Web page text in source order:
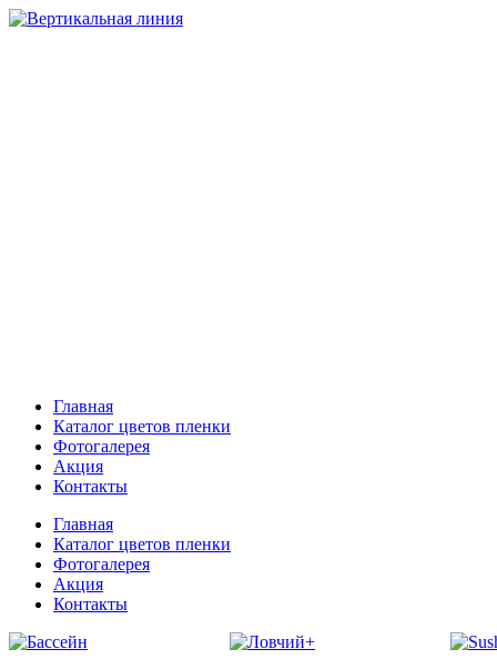
Главная
Каталог цветов пленки
Фотогалерея
Акция
Контакты
Главная
Каталог цветов пленки
Фотогалерея
Акция
Контакты